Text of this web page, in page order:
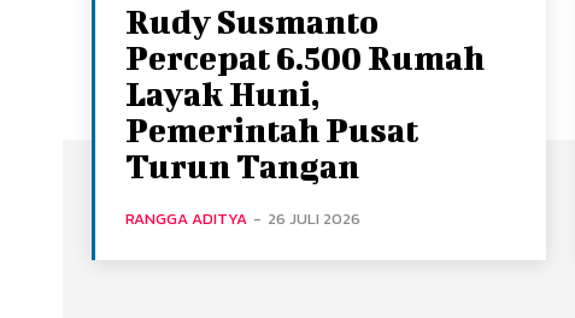
Rudy Susmanto
Percepat 6.500 Rumah
Layak Huni,
Pemerintah Pusat
Turun Tangan
RANGGA ADITYA - 26 JULI 2026